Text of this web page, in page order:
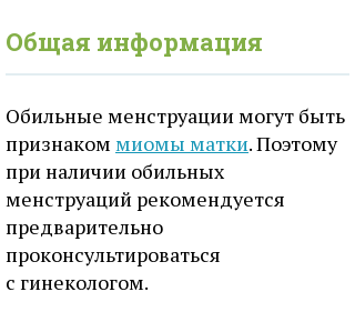
Общая информация
Обильные менструации могут быть
признаком миомы матки. Поэтому
при наличии обильных
менструаций рекомендуется
предварительно
проконсультироваться
с гинекологом.